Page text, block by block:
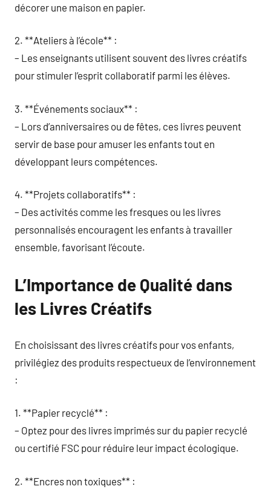
décorer une maison en papier.
2. **Ateliers à l’école** :
– Les enseignants utilisent souvent des livres créatifs
pour stimuler l’esprit collaboratif parmi les élèves.
3. **Événements sociaux** :
– Lors d’anniversaires ou de fêtes, ces livres peuvent
servir de base pour amuser les enfants tout en
développant leurs compétences.
4. **Projets collaboratifs** :
– Des activités comme les fresques ou les livres
personnalisés encouragent les enfants à travailler
ensemble, favorisant l’écoute.
L’Importance de Qualité dans
les Livres Créatifs
En choisissant des livres créatifs pour vos enfants,
privilégiez des produits respectueux de l’environnement
:
1. **Papier recyclé** :
– Optez pour des livres imprimés sur du papier recyclé
ou certifié FSC pour réduire leur impact écologique.
2. **Encres non toxiques** :